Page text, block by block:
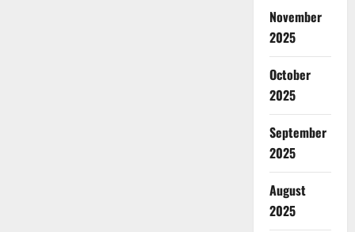
November
2025
October
2025
September
2025
August
2025